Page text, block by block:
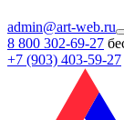
admin@art-web.ru
8 800 302-69-27
+7 (903) 403-59-27